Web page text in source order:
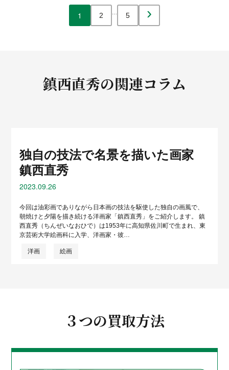
1 2 … 5 ›
鎮西直秀の関連コラム
独自の技法で名景を描いた画家
鎮西直秀
2023.09.26
今回は油彩画でありながら日本画の技法を駆使した独自の画風で、
朝焼けと夕陽を描き続ける洋画家「鎮西直秀」をご紹介します。 鎮
西直秀（ちんぜいなおひで）は1953年に高知県佐川町で生まれ、東
京芸術大学絵画科に入学、洋画家・彼…
洋画 絵画
３つの買取方法